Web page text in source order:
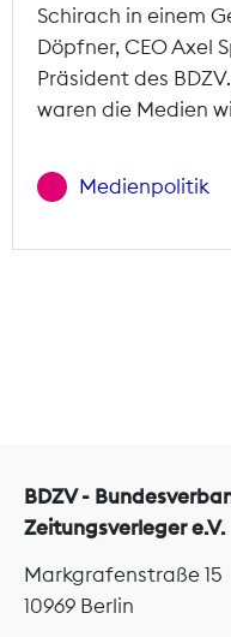
Schirach in einem
Döpfner, CEO Axel
Präsident des
waren die Medien
Medienpolitik
BDZV -
Zeitungsverleger e.V.
Markgrafenstraße 15
10969 Berlin